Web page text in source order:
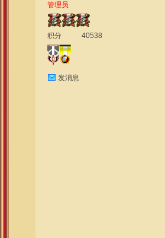
管理员
积分 40538
发消息